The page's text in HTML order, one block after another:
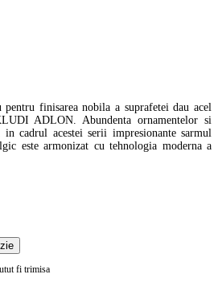
finisarea nobila a suprafetei dau acel
ADLON. Abundenta ornamentelor si
in cadrul acestei serii impresionante sarmul
este armonizat cu tehnologia moderna a
fi trimisa